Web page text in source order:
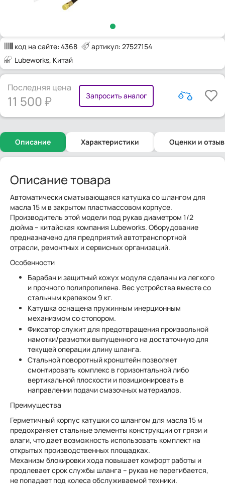
код на сайте: 4368
артикул: 27527154
Lubeworks, Китай
Последняя цена
11 500 Запросить аналог
Описание Характеристики Оценки и
Описание товара
Автоматически сматывающаяся катушка со шлангом для
масла 15 м в закрытом пластмассовом корпусе.
Производитель этой модели под рукав диаметром 1/2
дюйма – китайская компания Lubeworks. Оборудование
предназначено для предприятий автотранспортной
отрасли, ремонтных и сервисных организаций.
Особенности
Барабан и защитный кожух модуля сделаны из легкого
и прочного полипропилена. Вес устройства вместе со
стальным крепежом 9 кг.
Катушка оснащена пружинным инерционным
механизмом со стопором.
Фиксатор служит для предотвращения произвольной
намотки/размотки выпущенного на достаточную для
текущей операции длину шланга.
Стальной поворотный кронштейн позволяет
смонтировать комплекс в горизонтальной либо
вертикальной плоскости и позиционировать в
направлении подачи смазочных материалов.
Преимущества
Герметичный корпус катушки со шлангом для масла 15 м
предохраняет стальные элементы конструкции от грязи и
влаги, что дает возможность использовать комплект на
открытых производственных площадках.
Механизм блокировки хода повышает комфорт работы и
продлевает срок службы шланга – рукав не перегибается,
не попадает под колеса обслуживаемой техники.